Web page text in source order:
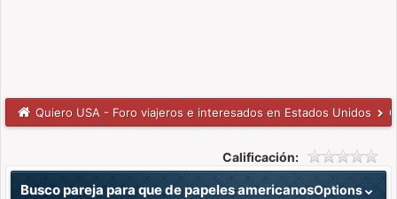
Quiero USA - Foro viajeros e interesados en Estados Unidos
Calificación:
Options
Busco pareja para que de papeles americanos